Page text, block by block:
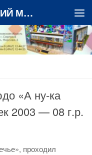
Спортивная школа «РУССКИЙ МЕДВЕДЬ»
«А ну-ка
2003 — 08 г.р.
проходил